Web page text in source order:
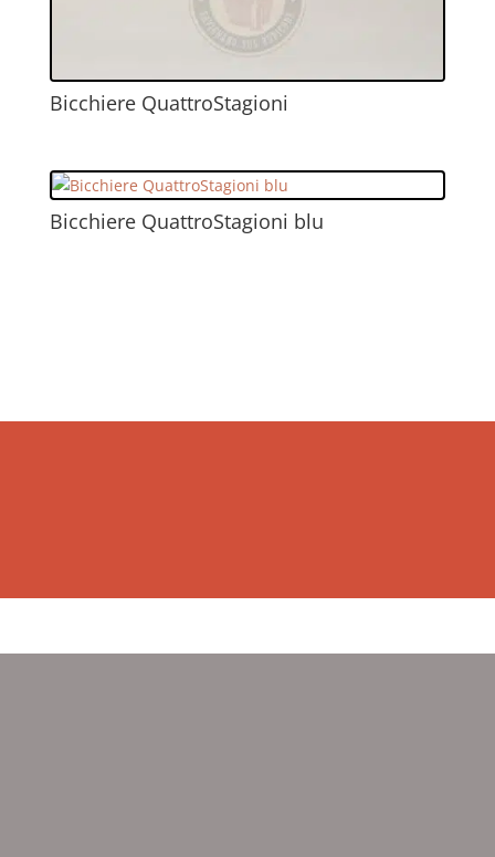
Bicchiere QuattroStagioni
Bicchiere QuattroStagioni blu